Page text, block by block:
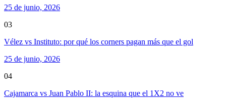
25 de junio, 2026
03
Vélez vs Instituto: por qué los corners pagan más que el gol
25 de junio, 2026
04
Cajamarca vs Juan Pablo II: la esquina que el 1X2 no ve